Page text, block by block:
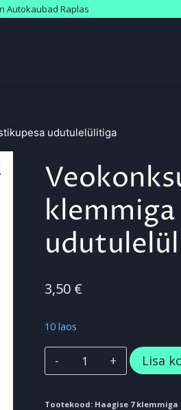
Autokaubad Raplas
udutulelülitiga
3,50 €
10 laos
Veokonksu
haagise
7
Lisa
Tootekood: Haagise 7